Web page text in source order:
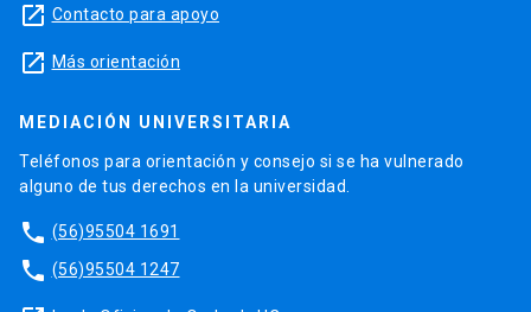
launch Contacto para apoyo
launch Más orientación
MEDIACIÓN UNIVERSITARIA
Teléfonos para orientación y consejo si se ha vulnerado
alguno de tus derechos en la universidad.
phone (56)95504 1691
phone (56)95504 1247